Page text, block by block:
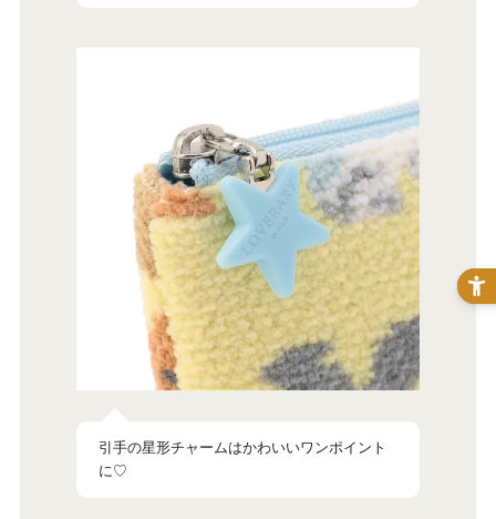
引手の星形チャームはかわいいワンポイント
に♡